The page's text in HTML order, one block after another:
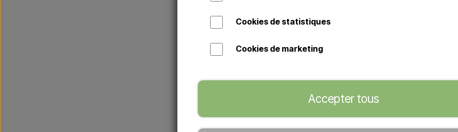
Douche d'extérieur Sined
Douche avec pommeau
Préparée pour
Cookies de statistiques
Cookies de marketing
Accepter tous